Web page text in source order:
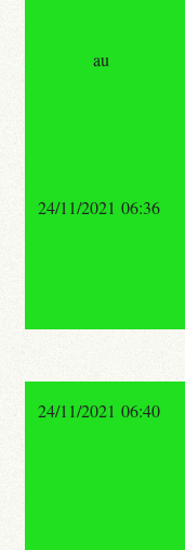
au
24/11/2021 06:36
24/11/2021 06:40